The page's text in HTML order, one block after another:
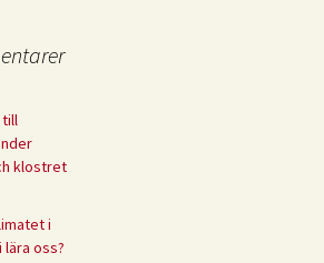
klostret
i
oss?